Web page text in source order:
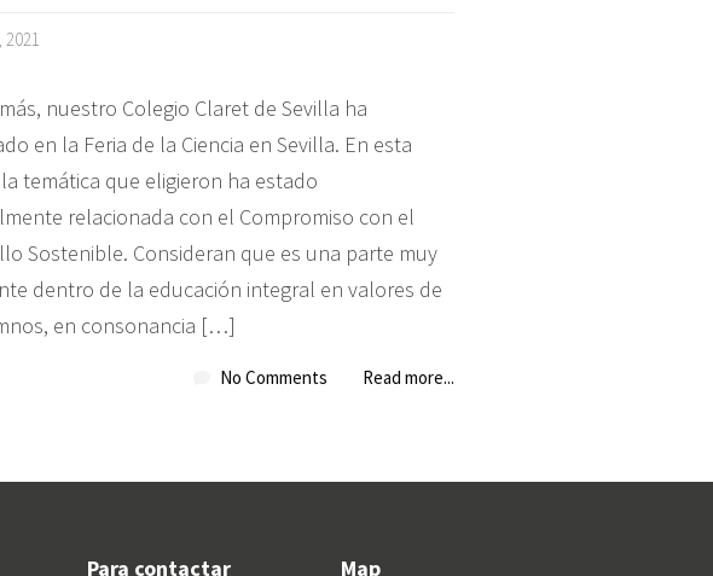
nuestro Colegio Claret de Sevilla ha
en la Feria de la Ciencia en Sevilla. En esta
temática que eligieron ha estado
relacionada con el Compromiso con el
Sostenible. Consideran que es una parte muy
dentro de la educación integral en valores de
en consonancia […]
No Comments Read more...
Para contactar Map